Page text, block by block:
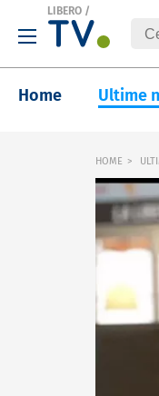
LIBERO /
Home Ultime
HOME